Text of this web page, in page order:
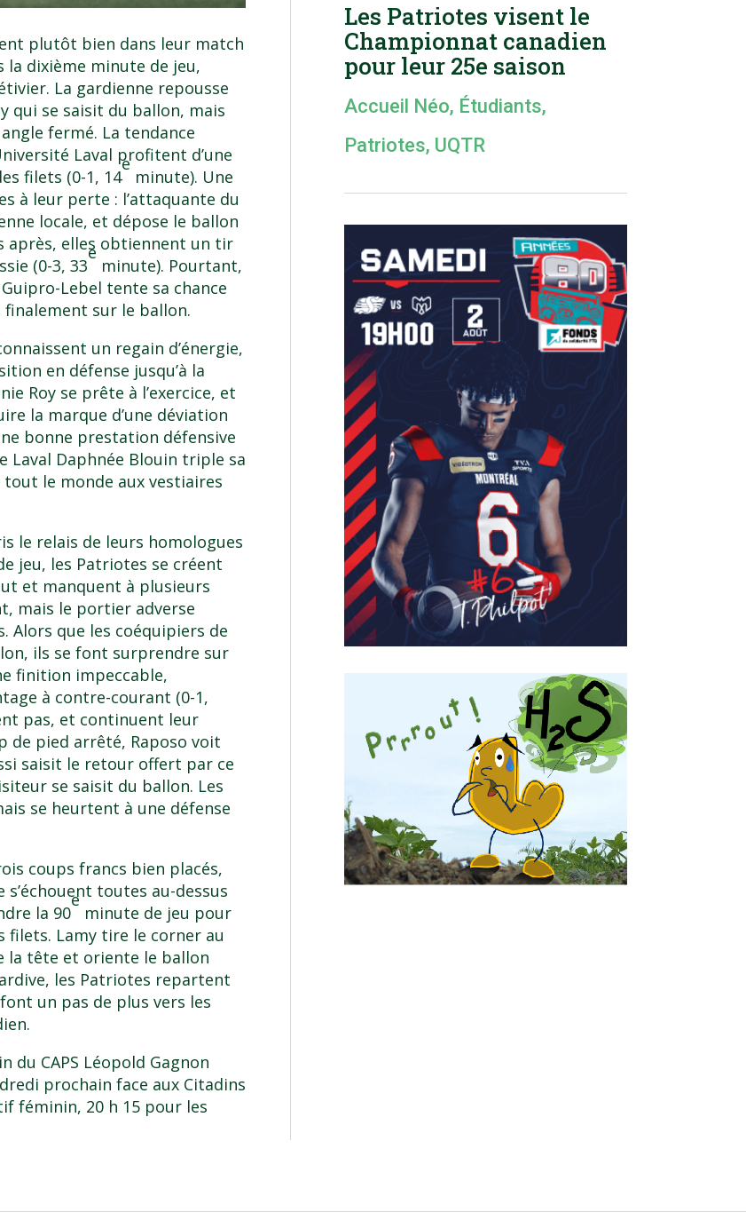
plutôt bien dans leur match
la dixième minute de jeu,
La gardienne repousse
qui se saisit du ballon, mais
fermé. La tendance
Laval profitent d’une
filets (0-1, 14
e
minute). Une
à leur perte : l’attaquante du
locale, et dépose le ballon
après, elles obtiennent un tir
(0-3, 33
e
minute). Pourtant,
Lebel tente sa chance
finalement sur le ballon.
un regain d’énergie,
en défense jusqu’à la
Roy se prête à l’exercice, et
la marque d’une déviation
bonne prestation défensive
Laval Daphnée Blouin triple sa
le monde aux vestiaires
le relais de leurs homologues
jeu, les Patriotes se créent
et manquent à plusieurs
mais le portier adverse
Alors que les coéquipiers de
ils se font surprendre sur
finition impeccable,
à contre-courant (0-1,
pas, et continuent leur
de pied arrêté, Raposo voit
saisit le retour offert par ce
se saisit du ballon. Les
se heurtent à une défense
coups francs bien placés,
toutes au-dessus
la 90
e
minute de jeu pour
Lamy tire le corner au
la tête et oriente le ballon
les Patriotes repartent
un pas de plus vers les
CAPS Léopold Gagnon
prochain face aux Citadins
féminin, 20 h 15 pour les
Les Patriotes visent le
Championnat canadien
pour leur 25e saison
Accueil Néo, Étudiants,
Patriotes, UQTR